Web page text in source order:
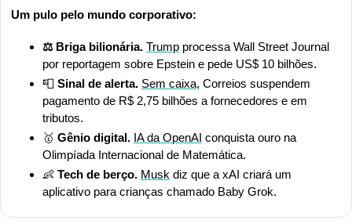
Um pulo pelo mundo corporativo:
⚖️ Briga bilionária. Trump processa Wall Street Journal
por reportagem sobre Epstein e pede US$ 10 bilhões.
📮 Sinal de alerta. Sem caixa, Correios suspendem
pagamento de R$ 2,75 bilhões a fornecedores e em
tributos.
🥇 Gênio digital. IA da OpenAI conquista ouro na
Olimpíada Internacional de Matemática.
👶 Tech de berço. Musk diz que a xAI criará um
aplicativo para crianças chamado Baby Grok.